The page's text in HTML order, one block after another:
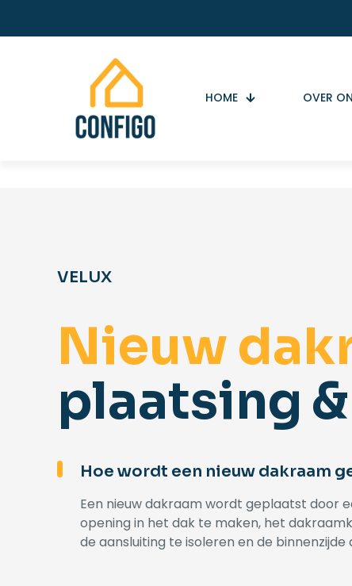
HOME OVER
VELUX
Nieuw
plaatsing
Hoe wordt een nieuw dakraam
Een nieuw dakraam wordt geplaatst door
opening in het dak te maken, het
de aansluiting te isoleren en de binnenzijde